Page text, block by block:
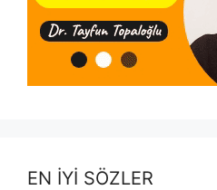
EN İYİ SÖZLER